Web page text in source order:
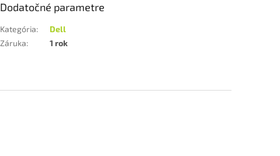
Dodatočné parametre
Kategória:
Dell
Záruka: 1 rok